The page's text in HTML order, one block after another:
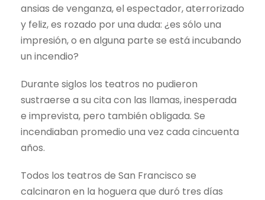
ansias de venganza, el espectador, aterrorizado
y feliz, es rozado por una duda: ¿es sólo una
impresión, o en alguna parte se está incubando
un incendio?
Durante siglos los teatros no pudieron
sustraerse a su cita con las llamas, inesperada
e imprevista, pero también obligada. Se
incendiaban promedio una vez cada cincuenta
años.
Todos los teatros de San Francisco se
calcinaron en la hoguera que duró tres días